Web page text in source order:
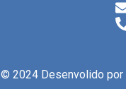
© 2024 Desenvolido por